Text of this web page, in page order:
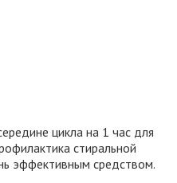
цикла на 1 час для
стиральной
эффективным средством.